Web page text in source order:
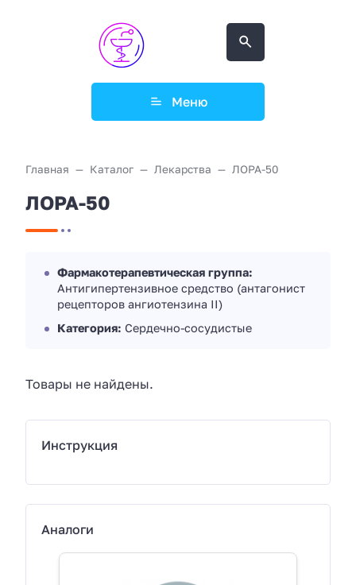
Меню
Главная Каталог Лекарства ЛОРА-50
ЛОРА-50
Фармакотерапевтическая группа:
Антигипертензивное средство (антагонист
рецепторов ангиотензина II)
Категория: Сердечно-сосудистые
Товары не найдены.
Инструкция
Аналоги